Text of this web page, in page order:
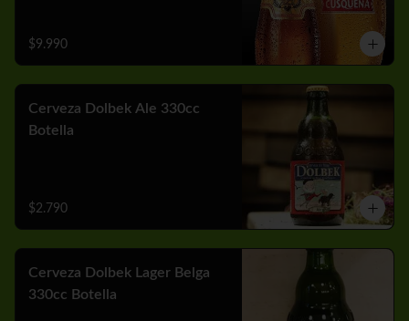
$9.990
Cerveza Dolbek Ale 330cc
Botella
$2.790
Cerveza Dolbek Lager Belga
330cc Botella